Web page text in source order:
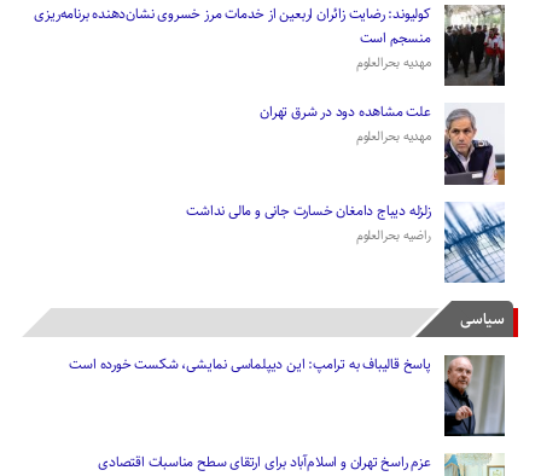
کولیوند: رضایت زائران اربعین از خدمات مرز خسروی نشان‌دهنده برنامه‌ریزی
منسجم است
مهدیه بحرالعلوم
علت مشاهده دود در شرق تهران
مهدیه بحرالعلوم
زلزله دیباج دامغان خسارت جانی و مالی نداشت
راضیه بحرالعلوم
سیاسی
پاسخ قالیباف به ترامپ: این دیپلماسی نمایشی، شکست خورده است
عزم راسخ تهران و اسلام‌آباد برای ارتقای سطح مناسبات اقتصادی